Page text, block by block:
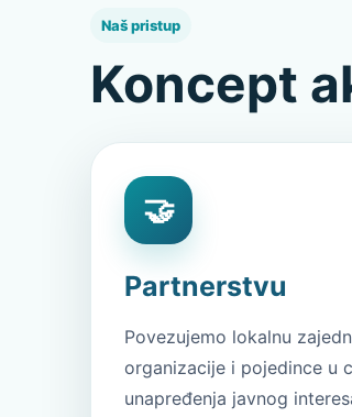
Naš pristup
Koncept
🤝
Partnerstvu
Povezujemo lokalnu
organizacije i pojedince u
unapređenja javnog